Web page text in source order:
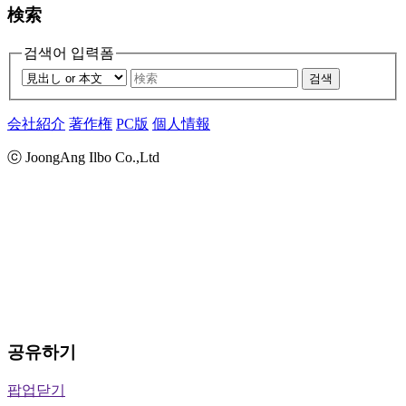
検索
검색어 입력폼
검색
会社紹介 著作権 PC版 個人情報
ⓒ JoongAng Ilbo Co.,Ltd
공유하기
팝업닫기